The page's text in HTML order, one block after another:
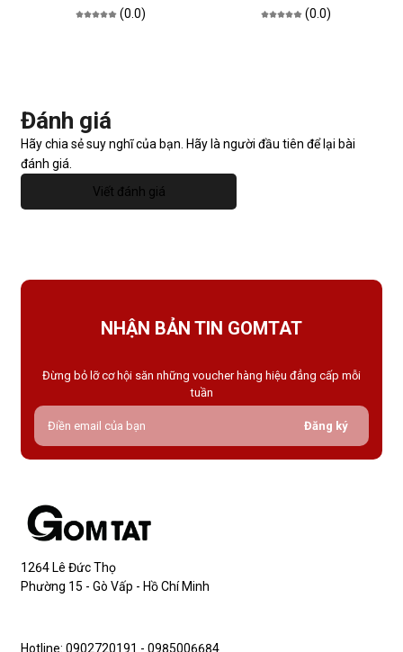
(0.0) (0.0)
Đánh giá
Hãy chia sẻ suy nghĩ của bạn. Hãy là người đầu tiên để lại bài
đánh giá.
Viết đánh giá
NHẬN BẢN TIN GOMTAT
Đừng bỏ lỡ cơ hội săn những voucher hàng hiệu đẳng cấp mỗi
tuần
Đăng ký
1264 Lê Đức Thọ
Phường 15 - Gò Vấp - Hồ Chí Minh
Hotline: 0902720191 - 0985006684